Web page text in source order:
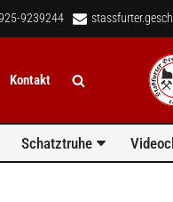
9239244
Kontakt
Schatztruhe